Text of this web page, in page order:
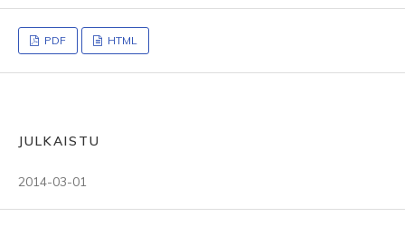
PDF HTML
JULKAISTU
2014-03-01